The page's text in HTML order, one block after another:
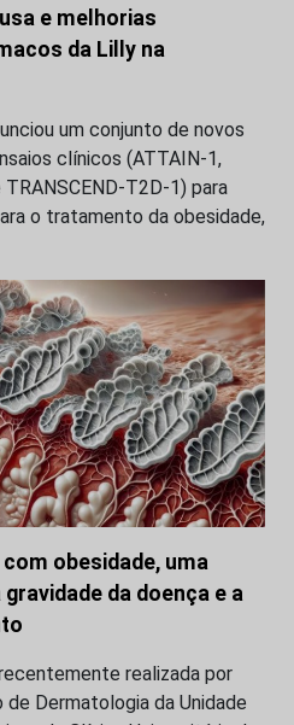
e melhorias
da Lilly na
um conjunto de novos
clínicos (ATTAIN-1,
T2D-1) para
o tratamento da obesidade,
obesidade, uma
da doença e a
realizada por
Dermatologia da Unidade